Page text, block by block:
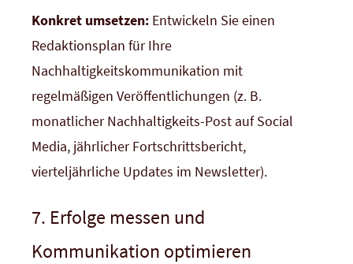
Konkret umsetzen: Entwickeln Sie einen
Redaktionsplan für Ihre
Nachhaltigkeitskommunikation mit
regelmäßigen Veröffentlichungen (z. B.
monatlicher Nachhaltigkeits-Post auf Social
Media, jährlicher Fortschrittsbericht,
vierteljährliche Updates im Newsletter).
7. Erfolge messen und
Kommunikation optimieren